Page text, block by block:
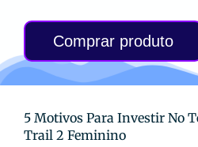
Comprar produto
5 Motivos Para Investir No
Trail 2 Feminino